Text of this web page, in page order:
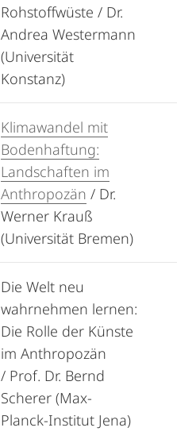
Rohstoffwüste / Dr.
Andrea Westermann
(Universität
Konstanz)
Klimawandel mit
Bodenhaftung:
Landschaften im
Anthropozän / Dr.
Werner Krauß
(Universität Bremen)
Die Welt neu
wahrnehmen lernen:
Die Rolle der Künste
im Anthropozän
/ Prof. Dr. Bernd
Scherer (Max-
Planck-Institut Jena)